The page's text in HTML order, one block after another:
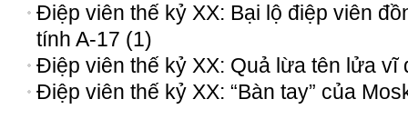
Điệp viên thế kỷ XX: Bại lộ điệp viên
tính A-17 (1)
Điệp viên thế kỷ XX: Quả lừa tên lửa vĩ
Điệp viên thế kỷ XX: “Bàn tay” của